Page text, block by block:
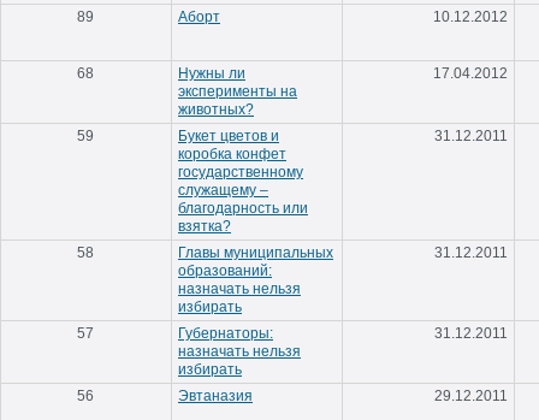
89 Аборт 10.12.2012
68
Нужны ли
эксперименты на
животных?
17.04.2012
59
Букет цветов и
коробка конфет
государственному
служащему –
благодарность или
взятка?
31.12.2011
58
Главы муниципальных
образований:
назначать нельзя
избирать
31.12.2011
57
Губернаторы:
назначать нельзя
избирать
31.12.2011
56 Эвтаназия 29.12.2011